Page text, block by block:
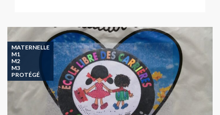
MATERNELLE
M1
M2
M3
PROTÉGÉ